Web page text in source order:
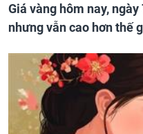
Giá vàng hôm nay,
nhưng vẫn cao hơn thế